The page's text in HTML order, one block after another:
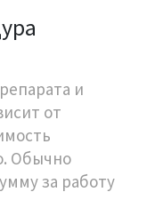
и
от
Обычно
за работу